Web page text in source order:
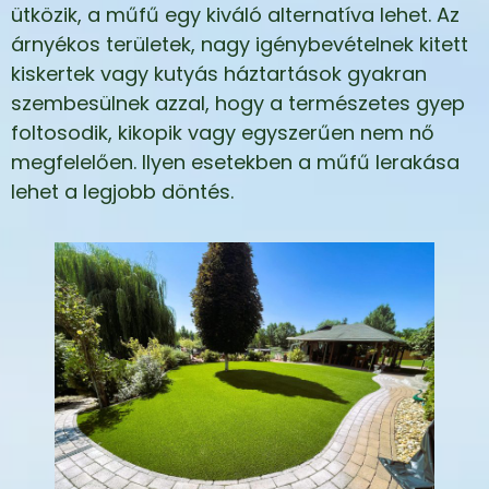
ütközik, a műfű egy kiváló alternatíva lehet. Az
árnyékos területek, nagy igénybevételnek kitett
kiskertek vagy kutyás háztartások gyakran
szembesülnek azzal, hogy a természetes gyep
foltosodik, kikopik vagy egyszerűen nem nő
megfelelően. Ilyen esetekben a műfű lerakása
lehet a legjobb döntés.